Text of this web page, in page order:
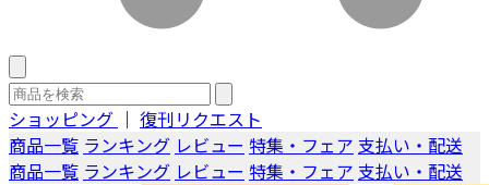
ショッピング ｜ 復刊リクエスト
商品一覧 ランキング レビュー 特集・フェア 支払い・配送
商品一覧 ランキング レビュー 特集・フェア 支払い・配送